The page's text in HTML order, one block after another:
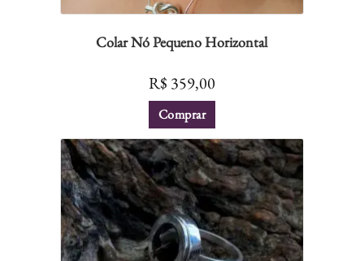
Colar Nó Pequeno Horizontal
R$ 359,00
Comprar